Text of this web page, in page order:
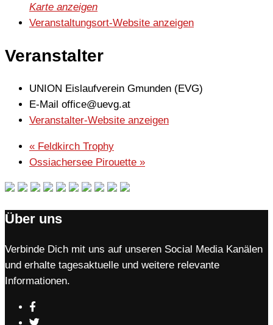
Karte anzeigen
Veranstaltungsort-Website anzeigen
Veranstalter
UNION Eislaufverein Gmunden (EVG)
E-Mail office@uevg.at
Veranstalter-Website anzeigen
« Feldkirch Trophy
Ossiachersee Pirouette »
Über uns
Verbinde Dich mit uns auf unseren Social Media Kanälen
und erhalte tagesaktuelle und weitere relevante
Informationen.